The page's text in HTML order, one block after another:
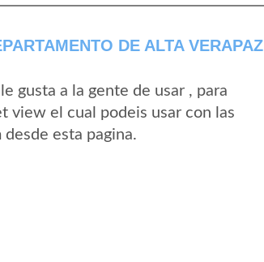
DE ALTA VERAPAZ
gusta a la gente de usar , para
view el cual podeis usar con las
esta pagina.